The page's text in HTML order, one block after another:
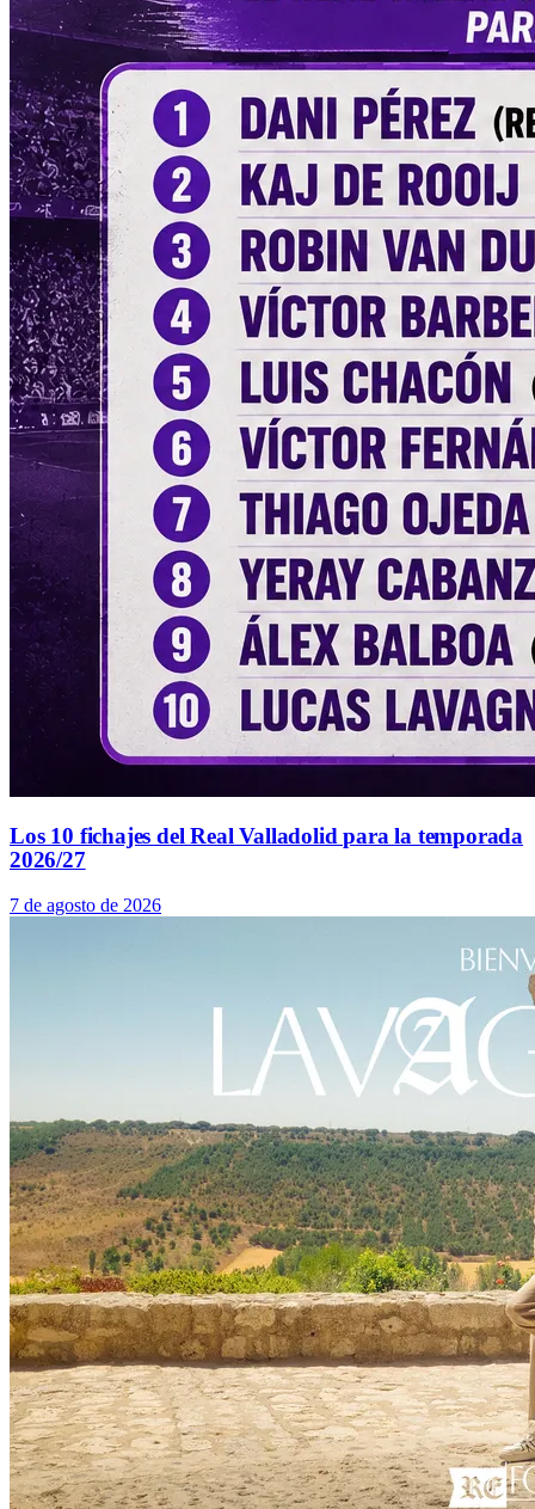
Los 10 fichajes del Real Valladolid para la temporada
2026/27
7 de agosto de 2026